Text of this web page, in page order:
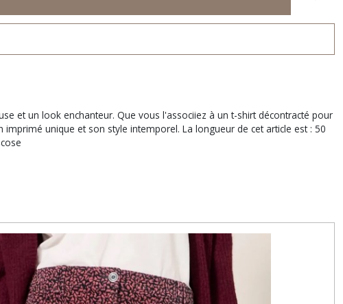
et un look enchanteur. Que vous l'associiez à un t-shirt décontracté pour
unique et son style intemporel. La longueur de cet article est : 50